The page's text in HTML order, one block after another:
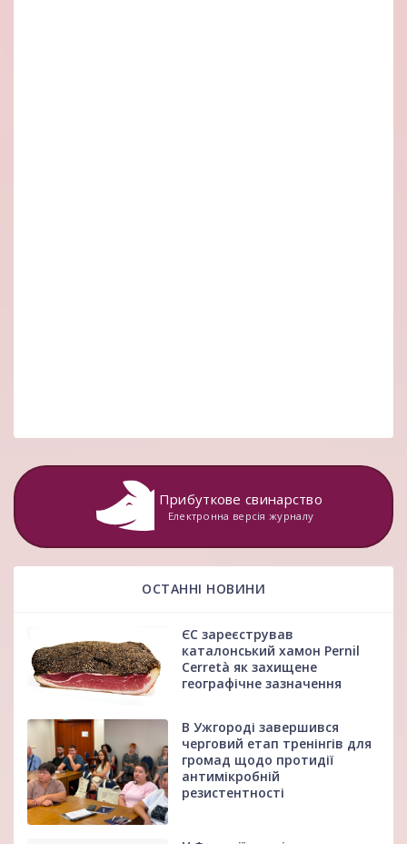
Прибуткове свинарство
Електронна версія журналу
ОСТАННІ НОВИНИ
ЄС зареєстрував
каталонський хамон Pernil
Cerretà як захищене
географічне зазначення
В Ужгороді завершився
черговий етап тренінгів для
громад щодо протидії
антимікробній
резистентності